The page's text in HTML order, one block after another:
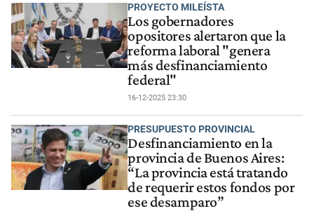
PROYECTO MILEÍSTA
Los gobernadores
opositores alertaron que la
reforma laboral "genera
más desfinanciamiento
federal"
16-12-2025 23:30
PRESUPUESTO PROVINCIAL
Desfinanciamiento en la
provincia de Buenos Aires:
“La provincia está tratando
de requerir estos fondos por
ese desamparo”